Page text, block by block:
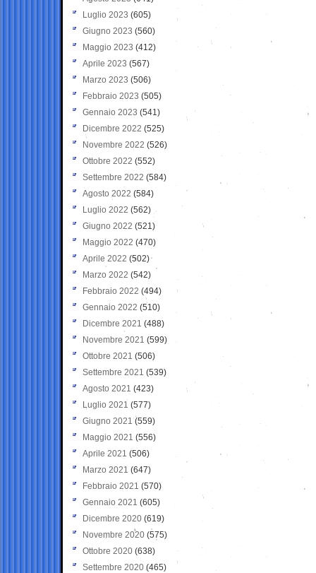
Luglio 2023 (605)
Giugno 2023 (560)
Maggio 2023 (412)
Aprile 2023 (567)
Marzo 2023 (506)
Febbraio 2023 (505)
Gennaio 2023 (541)
Dicembre 2022 (525)
Novembre 2022 (526)
Ottobre 2022 (552)
Settembre 2022 (584)
Agosto 2022 (584)
Luglio 2022 (562)
Giugno 2022 (521)
Maggio 2022 (470)
Aprile 2022 (502)
Marzo 2022 (542)
Febbraio 2022 (494)
Gennaio 2022 (510)
Dicembre 2021 (488)
Novembre 2021 (599)
Ottobre 2021 (506)
Settembre 2021 (539)
Agosto 2021 (423)
Luglio 2021 (577)
Giugno 2021(559)
Maggio 2021 (556)
Aprile 2021 (506)
Marzo 2021 (647)
Febbraio 2021 (570)
Gennaio 2021 (605)
Dicembre 2020 (619)
Novembre 2020 (575)
Ottobre 2020 (638)
Settembre 2020(465)